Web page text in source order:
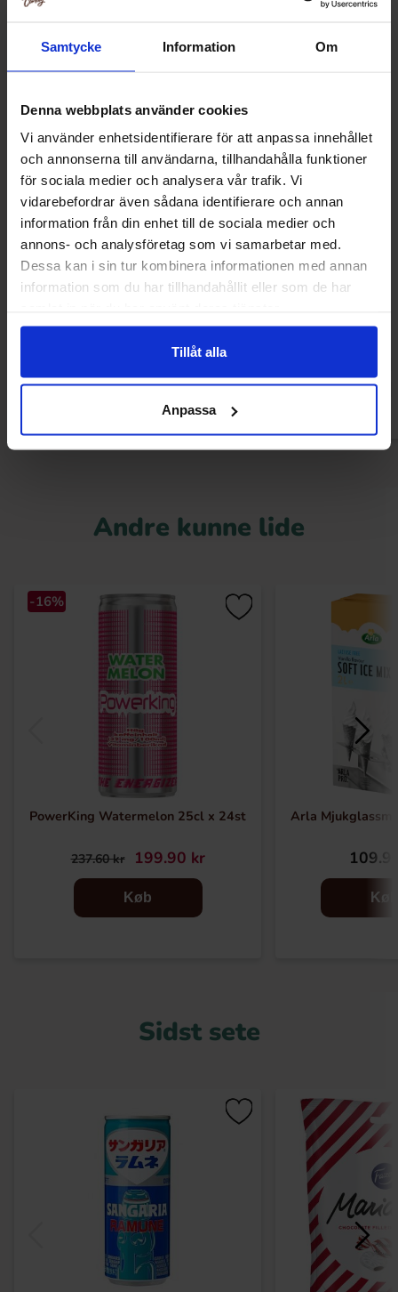
Samtycke Information Om
Denna webbplats använder cookies
Vi använder enhetsidentifierare för att anpassa innehållet
och annonserna till användarna, tillhandahålla funktioner
för sociala medier och analysera vår trafik. Vi
vidarebefordrar även sådana identifierare och annan
information från din enhet till de sociala medier och
annons- och analysföretag som vi samarbetar med.
Dessa kan i sin tur kombinera informationen med annan
information som du har tillhandahållit eller som de har
Tillåt alla
Anpassa
Matthijs Sura tungor 800g
Køb
K&H
Køb
Andre kunne lide
-16%
PowerKing Watermelon 25cl x 24st
237.60 kr 199.90 kr
Køb
Arla
Køb
Sidst sete